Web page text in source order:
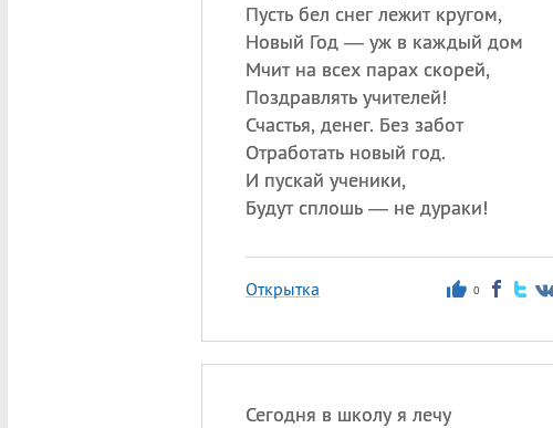
Пусть бел снег лежит кругом,
Новый Год — уж в каждый дом
Мчит на всех парах скорей,
Поздравлять учителей!
Счастья, денег. Без забот
Отработать новый год.
И пускай ученики,
Будут сплошь — не дураки!
Открытка 0
Сегодня в школу я лечу